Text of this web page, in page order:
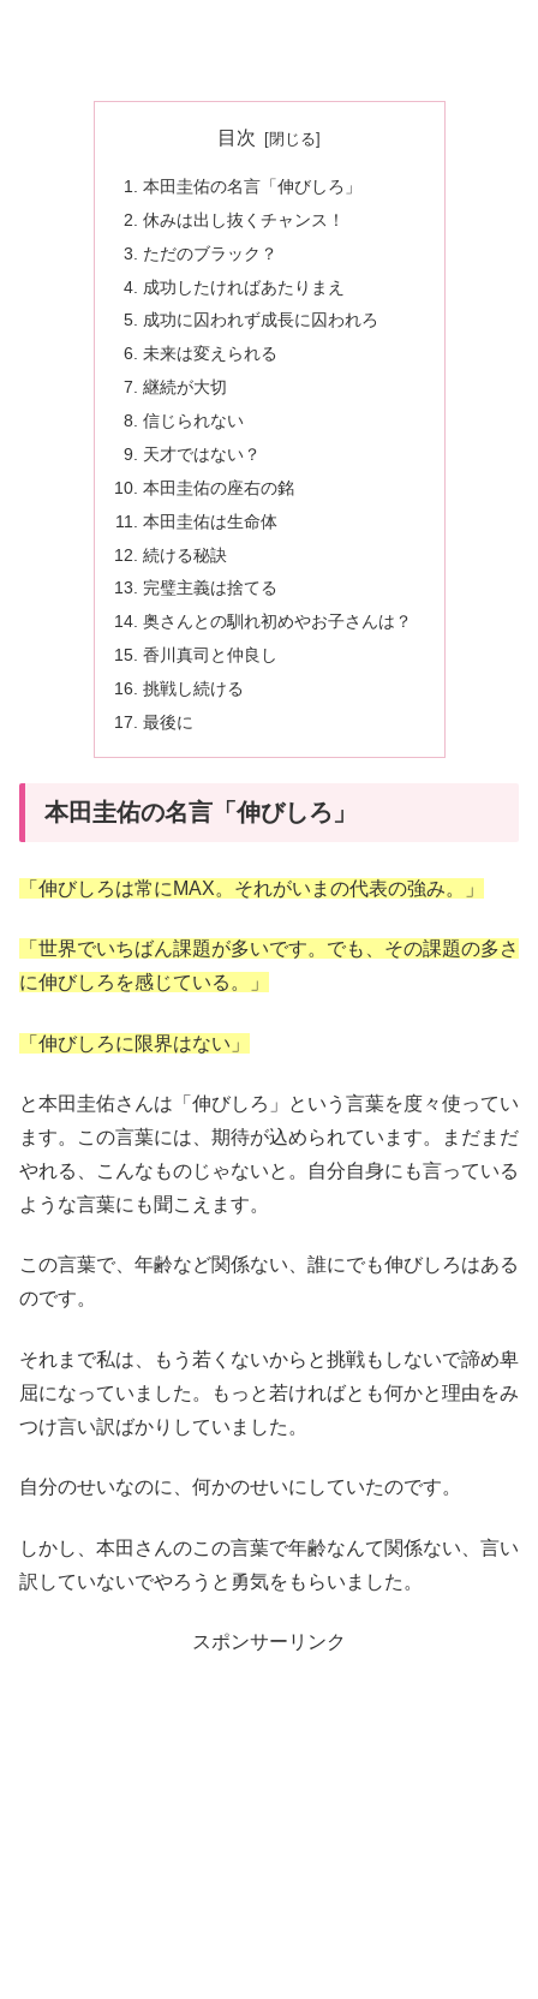
目次
本田圭佑の名言「伸びしろ」
休みは出し抜くチャンス！
ただのブラック？
成功したければあたりまえ
成功に囚われず成長に囚われろ
未来は変えられる
継続が大切
信じられない
天才ではない？
本田圭佑の座右の銘
本田圭佑は生命体
続ける秘訣
完璧主義は捨てる
奥さんとの馴れ初めやお子さんは？
香川真司と仲良し
挑戦し続ける
最後に
本田圭佑の名言「伸びしろ」
「伸びしろは常にMAX。それがいまの代表の強み。」
「世界でいちばん課題が多いです。でも、その課題の多さ
に伸びしろを感じている。」
「伸びしろに限界はない」
と本田圭佑さんは「伸びしろ」という言葉を度々使ってい
ます。この言葉には、期待が込められています。まだまだ
やれる、こんなものじゃないと。自分自身にも言っている
ような言葉にも聞こえます。
この言葉で、年齢など関係ない、誰にでも伸びしろはある
のです。
それまで私は、もう若くないからと挑戦もしないで諦め卑
屈になっていました。もっと若ければとも何かと理由をみ
つけ言い訳ばかりしていました。
自分のせいなのに、何かのせいにしていたのです。
しかし、本田さんのこの言葉で年齢なんて関係ない、言い
訳していないでやろうと勇気をもらいました。
スポンサーリンク